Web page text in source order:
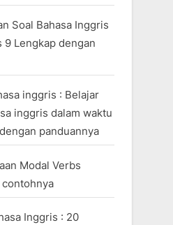
Soal Bahasa Inggris
9 Lengkap dengan
inggris : Belajar
inggris dalam waktu
panduannya
Modal Verbs
Inggris : 20